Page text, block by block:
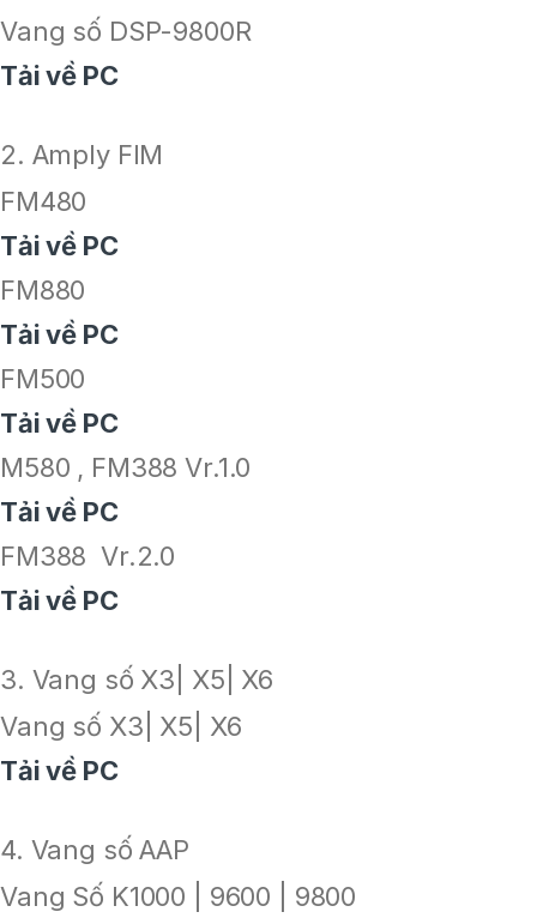
Vang số DSP-9800R
Tải về PC
2. Amply FIM
FM480
Tải về PC
FM880
Tải về PC
FM500
Tải về PC
M580 , FM388 Vr.1.0
Tải về PC
FM388 Vr.2.0
Tải về PC
3. Vang số X3| X5| X6
Vang số X3| X5| X6
Tải về PC
4. Vang số AAP
Vang Số K1000 | 9600 | 9800